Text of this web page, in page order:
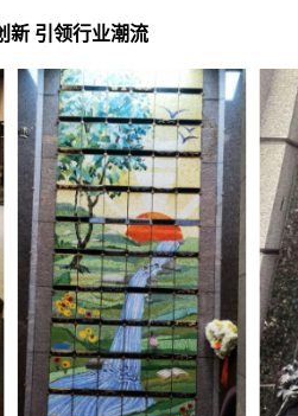
新 引领行业潮流